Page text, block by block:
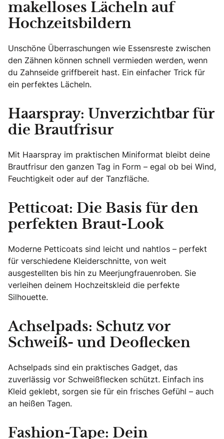
makelloses Lächeln auf
Hochzeitsbildern
Unschöne Überraschungen wie Essensreste zwischen
den Zähnen können schnell vermieden werden, wenn
du Zahnseide griffbereit hast. Ein einfacher Trick für
ein perfektes Lächeln.
Haarspray: Unverzichtbar für
die Brautfrisur
Mit Haarspray im praktischen Miniformat bleibt deine
Brautfrisur den ganzen Tag in Form – egal ob bei Wind,
Feuchtigkeit oder auf der Tanzfläche.
Petticoat: Die Basis für den
perfekten Braut-Look
Moderne Petticoats sind leicht und nahtlos – perfekt
für verschiedene Kleiderschnitte, von weit
ausgestellten bis hin zu Meerjungfrauenroben. Sie
verleihen deinem Hochzeitskleid die perfekte
Silhouette.
Achselpads: Schutz vor
Schweiß- und Deoflecken
Achselpads sind ein praktisches Gadget, das
zuverlässig vor Schweißflecken schützt. Einfach ins
Kleid geklebt, sorgen sie für ein frisches Gefühl – auch
an heißen Tagen.
Fashion-Tape: Dein